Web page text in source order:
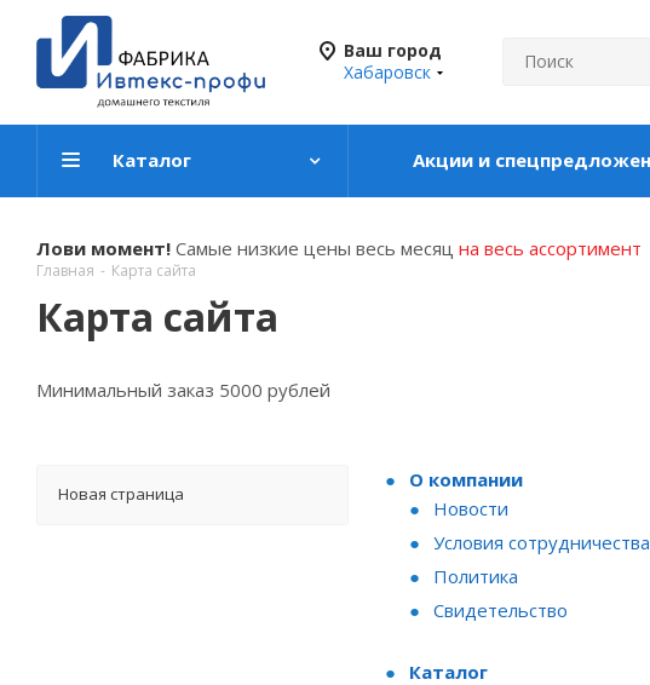
Ваш город
Хабаровск
Каталог Акции и
Лови момент! Самые низкие цены весь месяц на весь ассортимент
Главная - Карта сайта
Карта сайта
Минимальный заказ 5000 рублей
О компании
Новости
Условия сотрудничества
Политика
Свидетельство
Каталог
Новая страница